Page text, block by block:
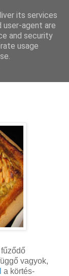
vagyok,
a körtés-
its services
user-agent are
and security
usage